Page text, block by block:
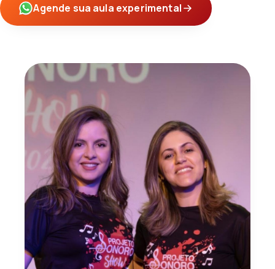
Agende sua aula experimental